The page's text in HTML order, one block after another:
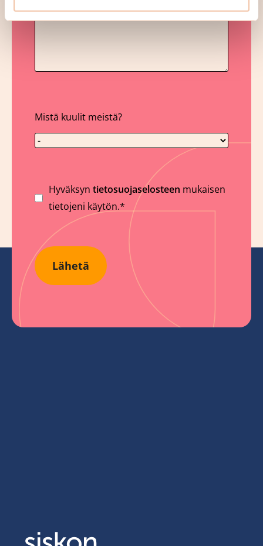
Mistä kuulit meistä?
Suostumus
Hyväksyntietosuojaselosteen mukaisen
tietojeni käytön.*